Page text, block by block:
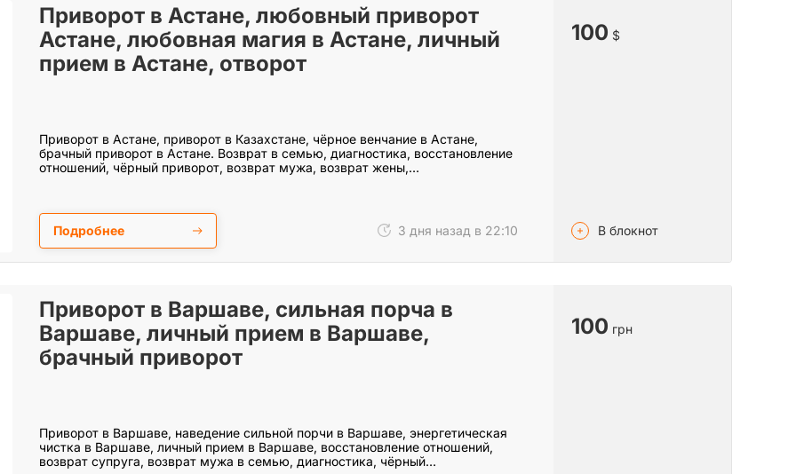
Приворот в Астане, любовный приворот
Астане, любовная магия в Астане, личный
прием в Астане, отворот
Приворот в Астане, приворот в Казахстане, чёрное венчание в Астане,
брачный приворот в Астане. Возврат в семью, диагностика, восстановление
отношений, чёрный приворот, возврат мужа, возврат жены,…
Подробнее 3 дня назад в 22:10
100 $
В блокнот
Приворот в Варшаве, сильная порча в
Варшаве, личный прием в Варшаве,
брачный приворот
Приворот в Варшаве, наведение сильной порчи в Варшаве, энергетическая
чистка в Варшаве, личный прием в Варшаве, восстановление отношений,
возврат супруга, возврат мужа в семью, диагностика, чёрный…
100 грн